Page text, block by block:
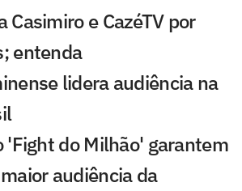
Casimiro e CazéTV por
entenda
lidera audiência na
'Fight do Milhão' garantem
audiência da